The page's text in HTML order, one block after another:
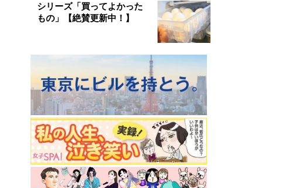
シリーズ「買ってよかった
もの」【絶賛更新中！】